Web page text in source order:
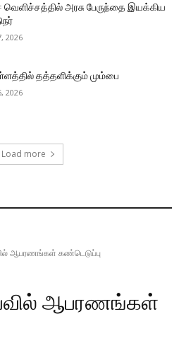
வெளிச்சத்தில் அரசு பேருந்தை இயக்கிய
2026
தத்தளிக்கும் மும்பை
2026
Load more